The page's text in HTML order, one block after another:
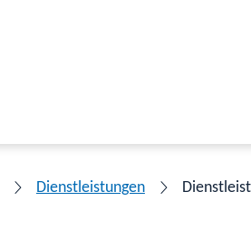
Dienstleistungen